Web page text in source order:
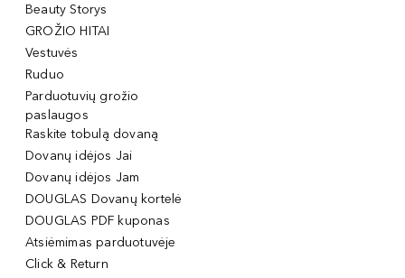
Beauty Storys
GROŽIO HITAI
Vestuvės
Ruduo
Parduotuvių grožio
paslaugos
Raskite tobulą dovaną
Dovanų idėjos Jai
Dovanų idėjos Jam
DOUGLAS Dovanų kortelė
DOUGLAS PDF kuponas
Atsiėmimas parduotuvėje
Click & Return